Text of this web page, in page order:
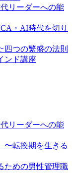
リーダーへの能
・AI時代を切り
四つの繁盛の法則
ンド講座
リーダーへの能
転換期を生きる
ための男性管理職